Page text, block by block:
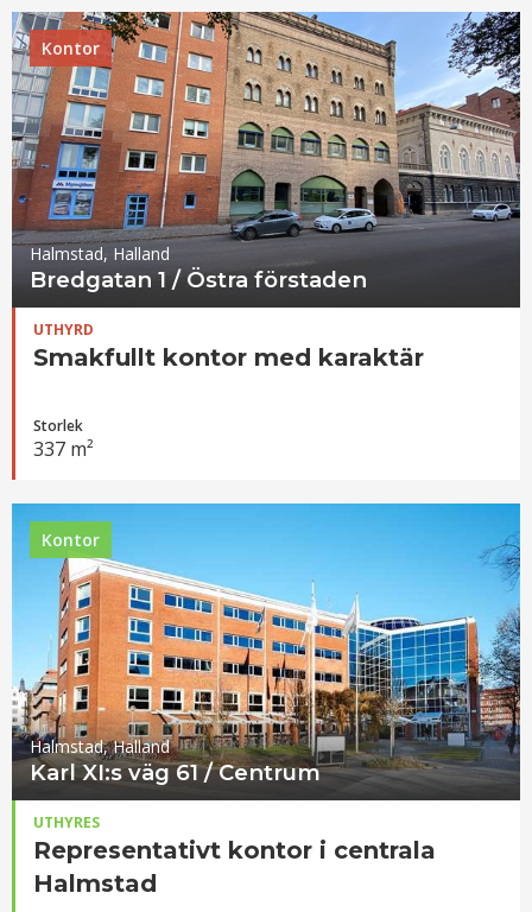
Kontor
Halmstad, Halland
Bredgatan 1 / Östra förstaden
UTHYRD
Smakfullt kontor med karaktär
Storlek
337 m²
Kontor
Halmstad, Halland
Karl XI:s väg 61 / Centrum
UTHYRES
Representativt kontor i centrala
Halmstad